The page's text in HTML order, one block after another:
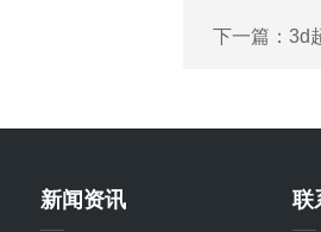
下一篇： 3d
新闻资讯 联